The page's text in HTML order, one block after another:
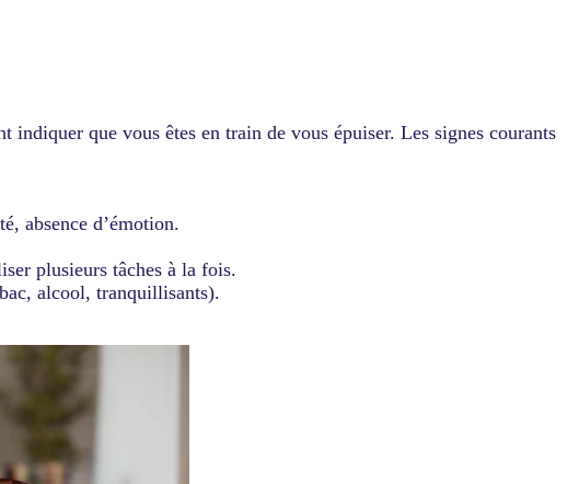
indiquer que vous êtes en train de vous épuiser. Les signes courants
absence d’émotion.
plusieurs tâches à la fois.
alcool, tranquillisants).